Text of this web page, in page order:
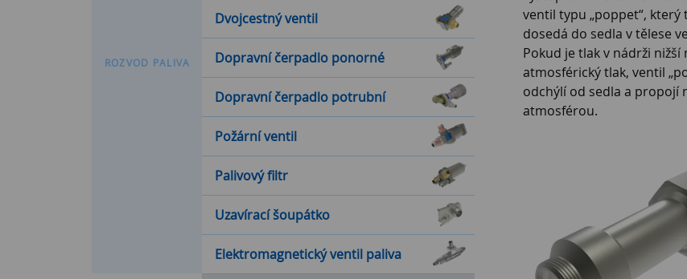
ventil typu „poppet“, který
dosedá do sedla v tělese
Pokud je tlak v nádrži nižší
atmosférický tlak, ventil
odchýlí od sedla a propojí
atmosférou.
ROZVOD PALIVA
Dvojcestný ventil
Dopravní čerpadlo ponorné
Dopravní čerpadlo potrubní
Požární ventil
Palivový filtr
Uzavírací šoupátko
Elektromagnetický ventil paliva